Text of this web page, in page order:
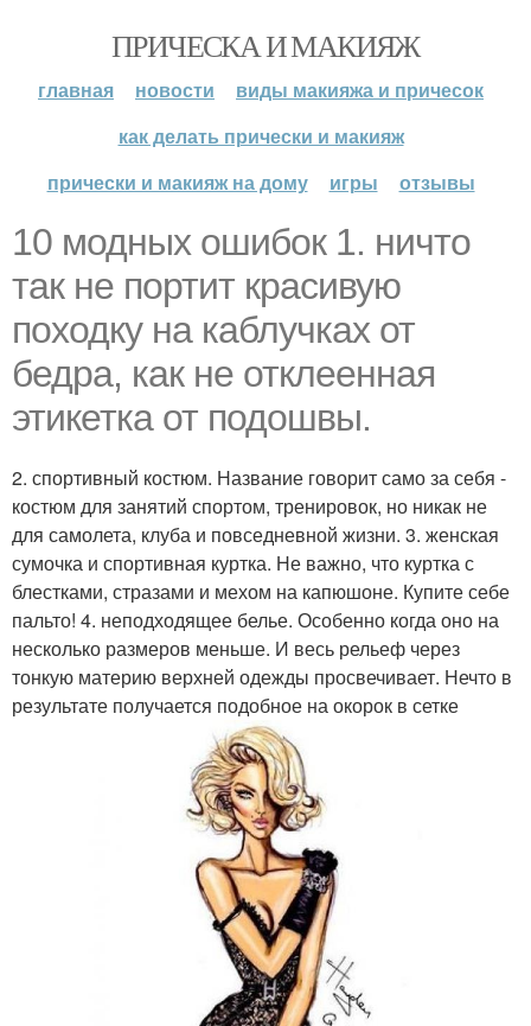
ПРИЧЕСКА И МАКИЯЖ
главная новости
виды макияжа и причесок
как делать прически и макияж
прически и макияж на дому
игры отзывы
10 модных ошибок 1. ничто
так не портит красивую
походку на каблучках от
бедра, как не отклеенная
этикетка от подошвы.
2. спортивный костюм. Название говорит само за себя -
костюм для занятий спортом, тренировок, но никак не
для самолета, клуба и повседневной жизни. 3. женская
сумочка и спортивная куртка. Не важно, что куртка с
блестками, стразами и мехом на капюшоне. Купите себе
пальто! 4. неподходящее белье. Особенно когда оно на
несколько размеров меньше. И весь рельеф через
тонкую материю верхней одежды просвечивает. Нечто в
результате получается подобное на окорок в сетке